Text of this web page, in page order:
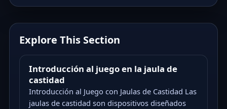
Explore This Section
Introducción al juego en la jaula de
castidad
Introducción al Juego con Jaulas de Castidad Las
jaulas de castidad son dispositivos diseñados